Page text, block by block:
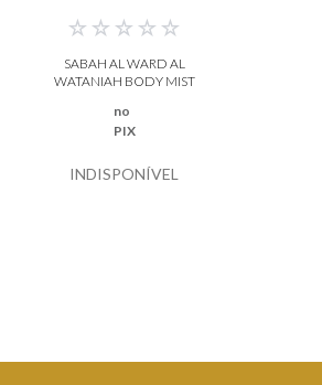
☆ ☆ ☆ ☆ ☆
SABAH AL WARD AL
WATANIAH BODY MIST
no
PIX
INDISPONÍVEL